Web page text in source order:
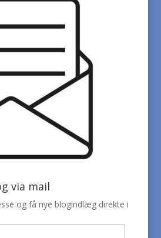
via mail
og få nye blogindlæg direkte i